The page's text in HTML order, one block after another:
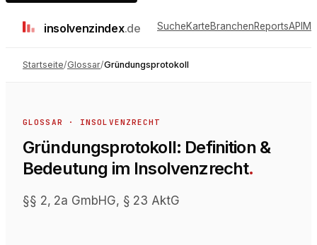
insolvenzindex.de SucheKarteBranchenReportsAPI
Startseite/Glossar/Gründungsprotokoll
GLOSSAR · INSOLVENZRECHT
Gründungsprotokoll: Definition &
Bedeutung im Insolvenzrecht.
§§ 2, 2a GmbHG, § 23 AktG